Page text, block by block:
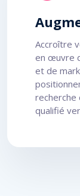
Accroître
en œuvre
et de
qualifié